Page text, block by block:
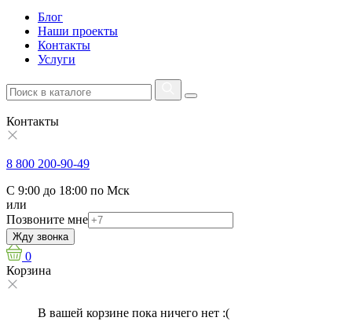
Блог
Наши проекты
Контакты
Услуги
Контакты
8 800 200-90-49
С 9:00 до 18:00 по Мск
или
Позвоните мне
Жду звонка
0
Корзина
В вашей корзине пока ничего нет :(